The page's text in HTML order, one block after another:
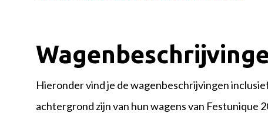
Hieronder vind je de wagenbeschrijvingen
achtergrond zijn van hun wagens van Festunique